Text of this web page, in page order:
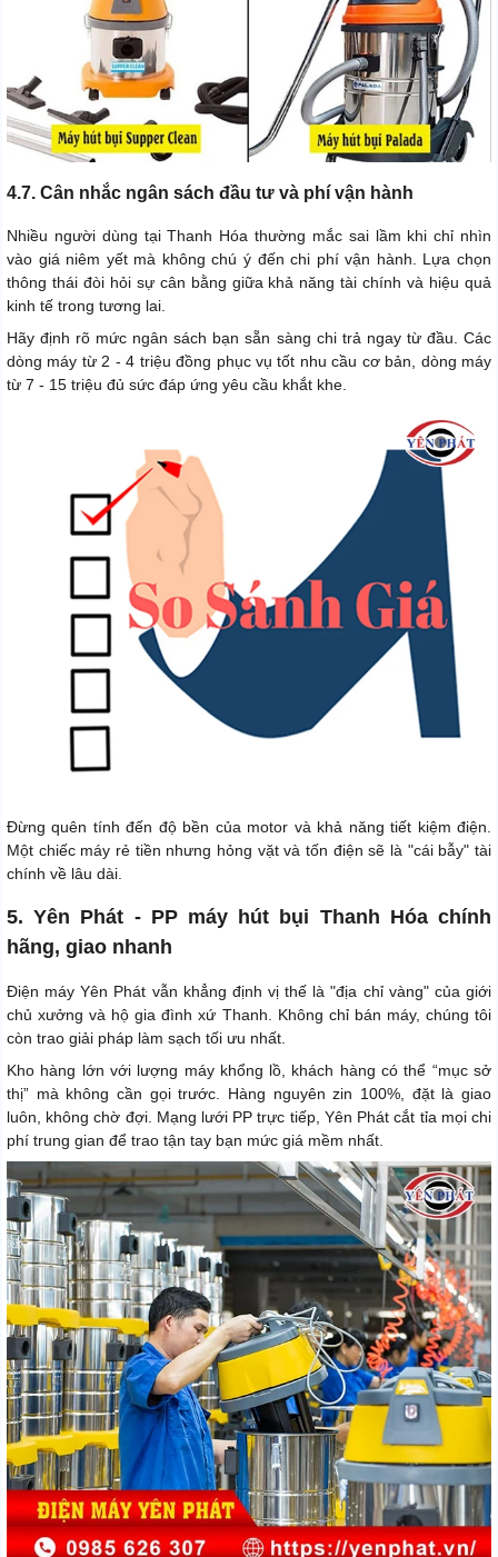
4.7. Cân nhắc ngân sách đầu tư và phí vận hành
Nhiều người dùng tại Thanh Hóa thường mắc sai lầm khi chỉ nhìn
vào giá niêm yết mà không chú ý đến chi phí vận hành. Lựa chọn
thông thái đòi hỏi sự cân bằng giữa khả năng tài chính và hiệu quả
kinh tế trong tương lai.
Hãy định rõ mức ngân sách bạn sẵn sàng chi trả ngay từ đầu. Các
dòng máy từ 2 - 4 triệu đồng phục vụ tốt nhu cầu cơ bản, dòng máy
từ 7 - 15 triệu đủ sức đáp ứng yêu cầu khắt khe.
Đừng quên tính đến độ bền của motor và khả năng tiết kiệm điện.
Một chiếc máy rẻ tiền nhưng hỏng vặt và tốn điện sẽ là "cái bẫy" tài
chính về lâu dài.
5. Yên Phát - PP máy hút bụi Thanh Hóa chính
hãng, giao nhanh
Điện máy Yên Phát vẫn khẳng định vị thế là "địa chỉ vàng" của giới
chủ xưởng và hộ gia đình xứ Thanh. Không chỉ bán máy, chúng tôi
còn trao giải pháp làm sạch tối ưu nhất.
Kho hàng lớn với lượng máy khổng lồ, khách hàng có thể “mục sở
thị” mà không cần gọi trước. Hàng nguyên zin 100%, đặt là giao
luôn, không chờ đợi. Mạng lưới PP trực tiếp, Yên Phát cắt tỉa mọi chi
phí trung gian để trao tận tay bạn mức giá mềm nhất.